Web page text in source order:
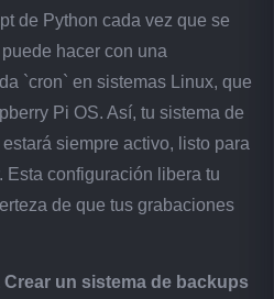
de Python cada vez que se
hacer con una
`cron` en sistemas Linux, que
Pi OS. Así, tu sistema de
siempre activo, listo para
Esta configuración libera tu
de que tus grabaciones
un sistema de backups